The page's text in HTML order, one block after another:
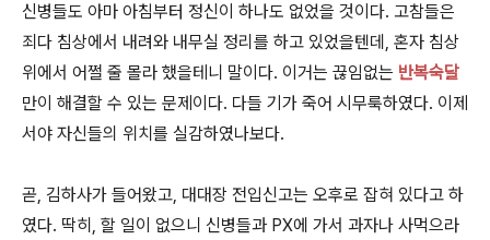
신병들도 아마 아침부터 정신이 하나도 없었을 것이다. 고참들은
죄다 침상에서 내려와 내무실 정리를 하고 있었을텐데, 혼자 침상
위에서 어쩔 줄 몰라 했을테니 말이다. 이거는 끊임없는 반복숙달
만이 해결할 수 있는 문제이다. 다들 기가 죽어 시무룩하였다. 이제
서야 자신들의 위치를 실감하였나보다.
곧, 김하사가 들어왔고, 대대장 전입신고는 오후로 잡혀 있다고 하
였다. 딱히, 할 일이 없으니 신병들과 PX에 가서 과자나 사먹으라